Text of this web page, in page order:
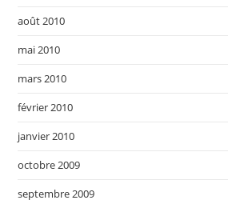
août 2010
mai 2010
mars 2010
février 2010
janvier 2010
octobre 2009
septembre 2009